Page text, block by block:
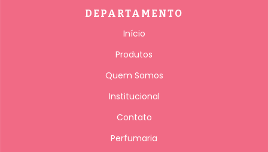
DEPARTAMENTO
Início
Produtos
Quem Somos
Institucional
Contato
Perfumaria